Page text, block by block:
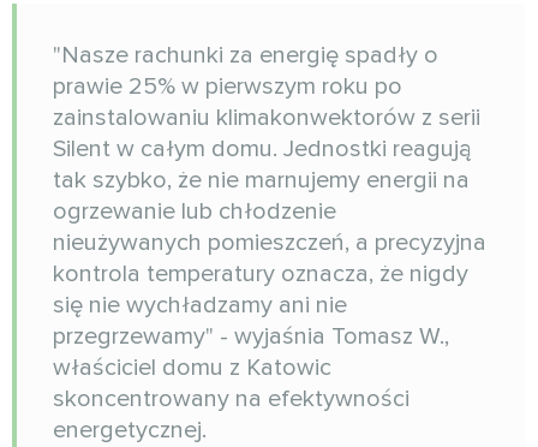
"Nasze rachunki za energię spadły o
prawie 25% w pierwszym roku po
zainstalowaniu klimakonwektorów z serii
Silent w całym domu. Jednostki reagują
tak szybko, że nie marnujemy energii na
ogrzewanie lub chłodzenie
nieużywanych pomieszczeń, a precyzyjna
kontrola temperatury oznacza, że nigdy
się nie wychładzamy ani nie
przegrzewamy" - wyjaśnia Tomasz W.,
właściciel domu z Katowic
skoncentrowany na efektywności
energetycznej.